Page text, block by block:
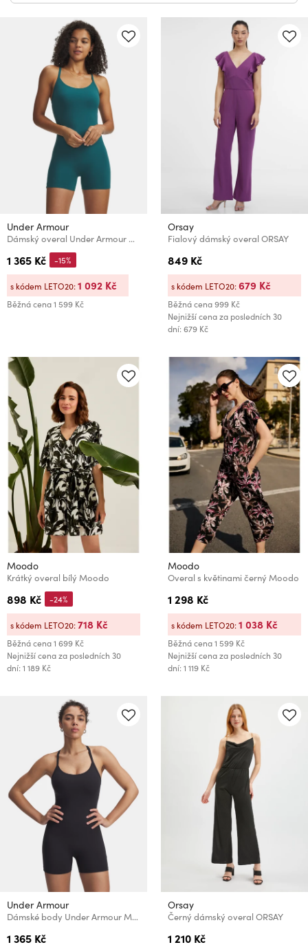
Under Armour
Dámský overal Under Armour Motion Shorts Bodysuit
1 365 Kč
Běžná cena1 599 Kč
-15%
s kódem LETO20:1 092 Kč
Orsay
Fialový dámský overal ORSAY
849 Kč
Běžná cena999 Kč
Nejnižší cena za posledních 30
dní: 679 Kč
s kódem LETO20:679 Kč
Moodo
Krátký overal bílý Moodo
898 Kč
Běžná cena1 699 Kč
Nejnižší cena za posledních 30
dní: 1 189 Kč
-24%
s kódem LETO20:718 Kč
Moodo
Overal s květinami černý Moodo
1 298 Kč
Běžná cena1 599 Kč
Nejnižší cena za posledních 30
dní: 1 119 Kč
s kódem LETO20:1 038 Kč
Under Armour
Dámské body Under Armour Motion Shorts Bodysuit-BLK
1 365 Kč
Orsay
Černý dámský overal ORSAY
1 210 Kč